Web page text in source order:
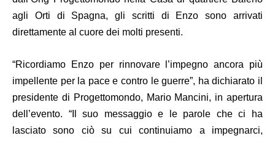
agli Orti di Spagna, gli scritti di Enzo sono arrivati
direttamente al cuore dei molti presenti.
“Ricordiamo Enzo per rinnovare l’impegno ancora più
impellente per la pace e contro le guerre”, ha dichiarato il
presidente di Progettomondo, Mario Mancini, in apertura
dell’evento. “Il suo messaggio e le parole che ci ha
lasciato sono ciò su cui continuiamo a impegnarci,